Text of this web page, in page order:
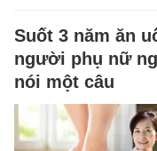
Suốt 3 năm ăn
người phụ nữ
nói một câu